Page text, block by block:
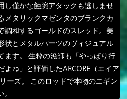
し僅かな蝕腕アタックも逃しませ
メタリックマゼンタのブランクカ
調和するゴールドのスレッド。美
状とメタルパーツのヴィジュアル
ます。 生粋の漁師も「やっぱり行
よね」と評価したARCORE（エイア
ーズ。 このロッドで本物のエギン